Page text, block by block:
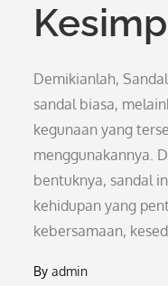
Demikianlah,
sandal biasa,
kegunaan yang
menggunakannya.
bentuknya, sandal
kehidupan yang
kebersamaan,
Byadmin